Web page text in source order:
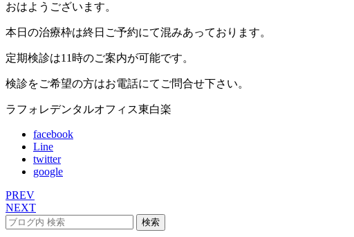
おはようございます。
本日の治療枠は終日ご予約にて混みあっております。
定期検診は11時のご案内が可能です。
検診をご希望の方はお電話にてご問合せ下さい。
ラフォレデンタルオフィス東白楽
facebook
Line
twitter
google
PREV
NEXT